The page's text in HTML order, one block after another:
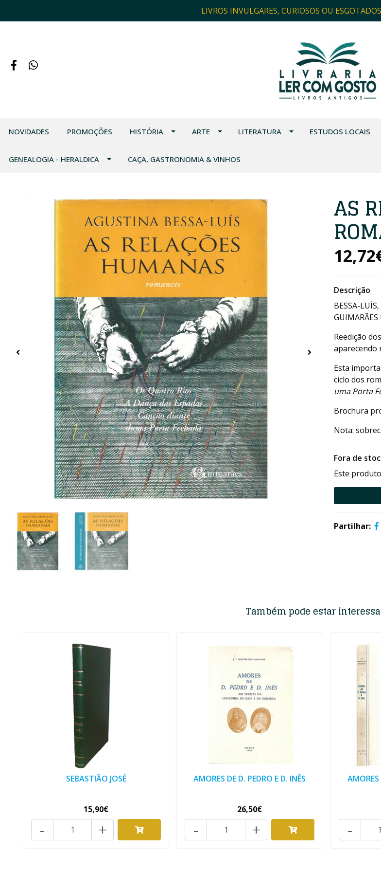
LIVROS INVULGARES, CURIOSOS OU
NOVIDADES PROMOÇÕES HISTÓRIA ARTE LITERATURA ESTUDOS LOCAIS
GENEALOGIA - HERALDICA CAÇA, GASTRONOMIA & VINHOS
AS
Descrição
BESSA-
GUIMARÃES
Reedição
aparecendo
Esta
ciclo dos
uma Porta
Brochura
Nota:
Fora de
Este
Partilhar:
Também pode estar
SEBASTIÃO JOSÉ
15,90€
+
-
AMORES DE D. PEDRO E D. INÊS
26,50€
+
-
AMORES
-